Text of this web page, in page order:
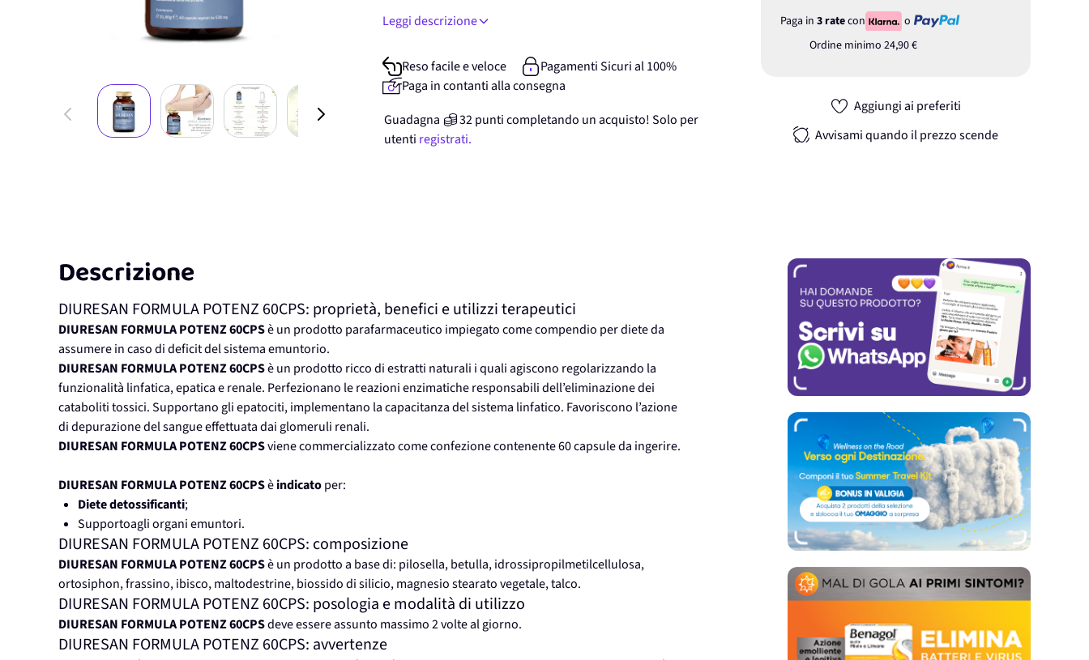
View larger imageView larger imageView larger imageView larger imageView larger imageView larger imageView larger image
Paga in 3 ratecon
o
Ordine minimo 24,90 €
Aggiungi ai preferiti
Avvisami quando il prezzo scende
Leggi descrizione
Reso facile e veloce
Pagamenti Sicuri al 100%
Paga in contanti alla consegna
Guadagna
32punticompletando un acquisto! Solo per
utenti registrati.
Descrizione
DIURESAN FORMULA POTENZ 60CPS: proprietà, benefici e utilizzi terapeutici
DIURESAN FORMULA POTENZ 60CPSè un prodotto parafarmaceutico impiegato come compendio per diete da
assumere in caso di deficit del sistema emuntorio.
DIURESAN FORMULA POTENZ 60CPSè un prodotto ricco di estratti naturali i quali agiscono regolarizzando la
funzionalità linfatica, epatica e renale. Perfezionano le reazioni enzimatiche responsabili dell’eliminazione dei
cataboliti tossici. Supportano gli epatociti, implementano la capacitanza del sistema linfatico. Favoriscono l’azione
di depurazione del sangue effettuata dai glomeruli renali.
DIURESAN FORMULA POTENZ 60CPSviene commercializzato come confezione contenente 60 capsule da ingerire.
DIURESAN FORMULA POTENZ 60CPSèindicatoper:
Diete detossificanti;
Supportoagli organi emuntori.
DIURESAN FORMULA POTENZ 60CPS: composizione
DIURESAN FORMULA POTENZ 60CPSè un prodotto a base di: pilosella, betulla, idrossipropilmetilcellulosa,
ortosiphon, frassino, ibisco, maltodestrine, biossido di silicio, magnesio stearato vegetale, talco.
DIURESAN FORMULA POTENZ 60CPS: posologia e modalità di utilizzo
DIURESAN FORMULA POTENZ 60CPSdeve essere assunto massimo 2 volte al giorno.
DIURESAN FORMULA POTENZ 60CPS: avvertenze